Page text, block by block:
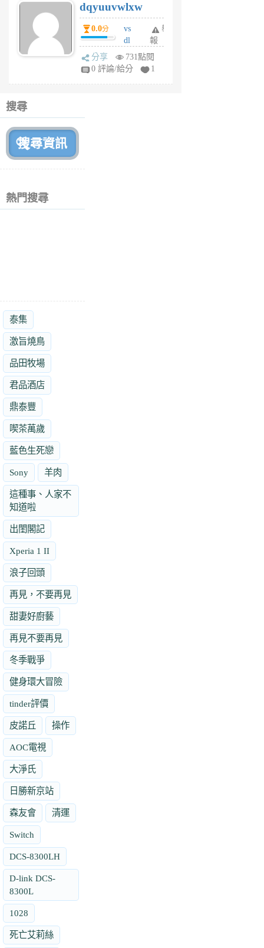
6
個
月
前
dqyuuvwlxw
0.0分
vs
dl
sq
fy
舉
報
分享
731點閱
0 評論/給分
1
搜尋
熱門搜尋
泰集
激旨燒鳥
品田牧場
君品酒店
鼎泰豐
喫茶萬歲
藍色生死戀
Sony 羊肉
這種事、人家不
知道啦
出閨閣記
Xperia 1 II
浪子回頭
再見，不要再見
甜妻好廚藝
再見不要再見
冬季戰爭
健身環大冒險
tinder評價
皮諾丘 操作
AOC電視
大淨氏
日勝新京站
森友會 清運
Switch
DCS-8300LH
D-link DCS-
8300L
1028
死亡艾莉絲